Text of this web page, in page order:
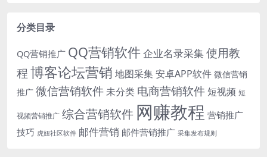
分类目录
QQ营销推广 QQ营销软件企业名录采集使用教
程博客论坛营销 地图采集安卓APP软件 微信营销
推广 微信营销软件未分类 电商营销软件短视频 短
视频营销推广 综合营销软件 网赚教程 营销推广
技巧 虎妞社区软件 邮件营销 邮件营销推广 采集发布规则